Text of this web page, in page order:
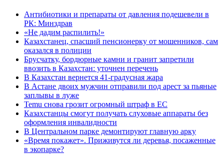
Антибиотики и препараты от давления подешевели в
РК: Минздрав
«Не дадим распилить!»
Казахстанец, спасший пенсионерку от мошенников, сам
оказался в полиции
Брусчатку, бордюрные камни и гранит запретили
ввозить в Казахстан: уточнен перечень
В Казахстан вернется 41-градусная жара
В Астане двоих мужчин отправили под арест за пьяные
заплывы в луже
Temu снова грозит огромный штраф в ЕС
Казахстанцы смогут получать слуховые аппараты без
оформления инвалидности
В Центральном парке демонтируют главную арку
«Время покажет». Приживутся ли деревья, посаженные
в экопарке?